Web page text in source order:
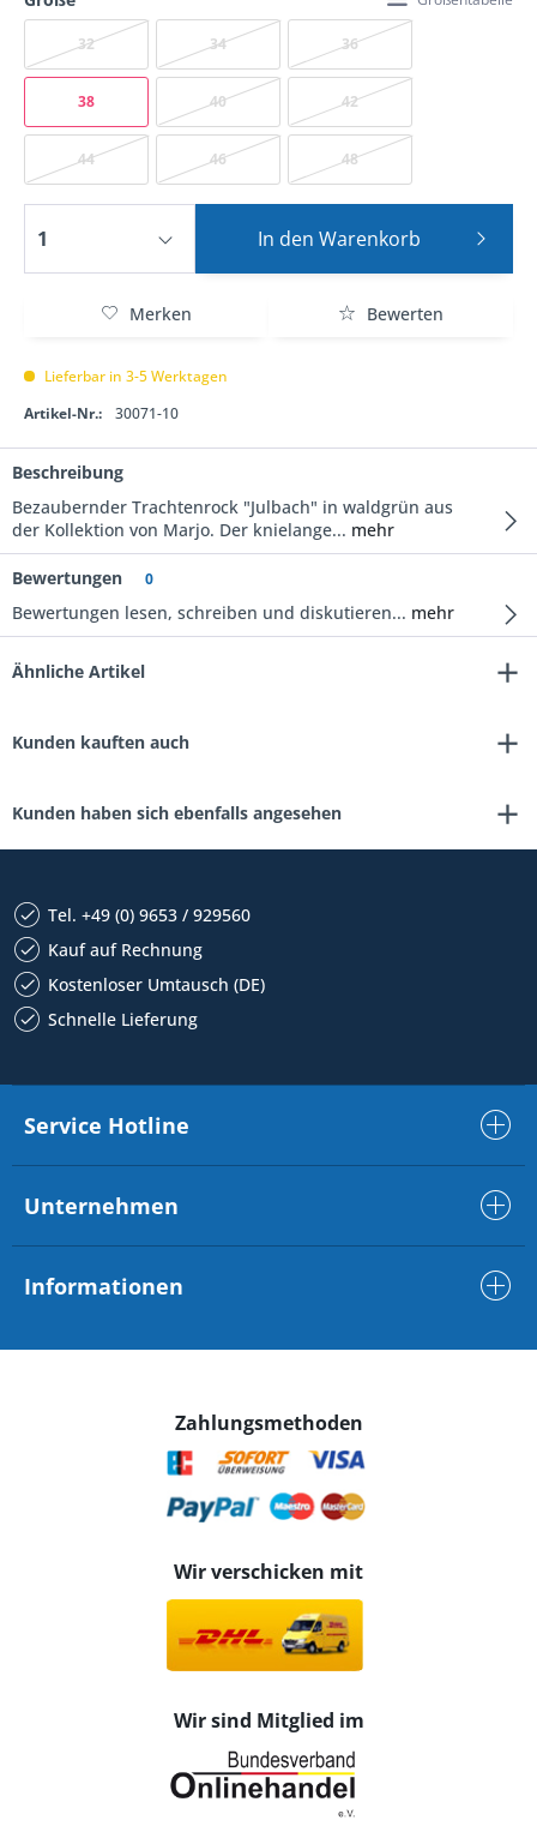
32 34 36
38 40 42
44 46 48
In den Warenkorb
Merken Bewerten
Lieferbar in 3-5 Werktagen
Artikel-Nr.:
30071-10
Beschreibung
Bezaubernder Trachtenrock "Julbach" in waldgrün aus
der Kollektion von Marjo. Der knielange... mehr
Bewertungen 0
Bewertungen lesen, schreiben und diskutieren... mehr
Ähnliche Artikel
Kunden kauften auch
Kunden haben sich ebenfalls angesehen
Tel. +49 (0) 9653 / 929560
Kauf auf Rechnung
Kostenloser Umtausch (DE)
Schnelle Lieferung
Service Hotline
Unternehmen
Informationen
Zahlungsmethoden
Wir verschicken mit
Wir sind Mitglied im